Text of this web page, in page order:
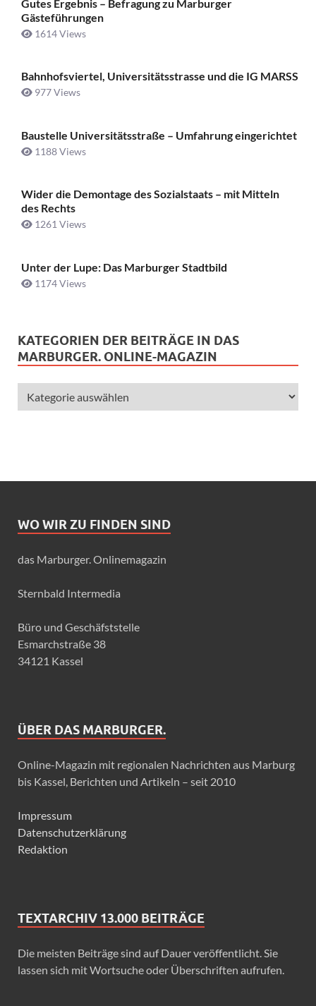
Gutes Ergebnis – Befragung zu Marburger
Gästeführungen
1614 Views
Bahnhofsviertel, Universitätsstrasse und die IG MARSS
977 Views
Baustelle Universitätsstraße ­– Umfahrung eingerichtet
1188 Views
Wider die Demontage des Sozialstaats – mit Mitteln
des Rechts
1261 Views
Unter der Lupe: Das Marburger Stadtbild
1174 Views
KATEGORIEN DER BEITRÄGE IN DAS
MARBURGER. ONLINE-MAGAZIN
WO WIR ZU FINDEN SIND
das Marburger. Onlinemagazin
Sternbald Intermedia
Büro und Geschäfststelle
Esmarchstraße 38
34121 Kassel
ÜBER DAS MARBURGER.
Online-Magazin mit regionalen Nachrichten aus Marburg
bis Kassel, Berichten und Artikeln – seit 2010
Impressum
Datenschutzerklärung
Redaktion
TEXTARCHIV 13.000 BEITRÄGE
Die meisten Beiträge sind auf Dauer veröffentlicht. Sie
lassen sich mit Wortsuche oder Überschriften aufrufen.